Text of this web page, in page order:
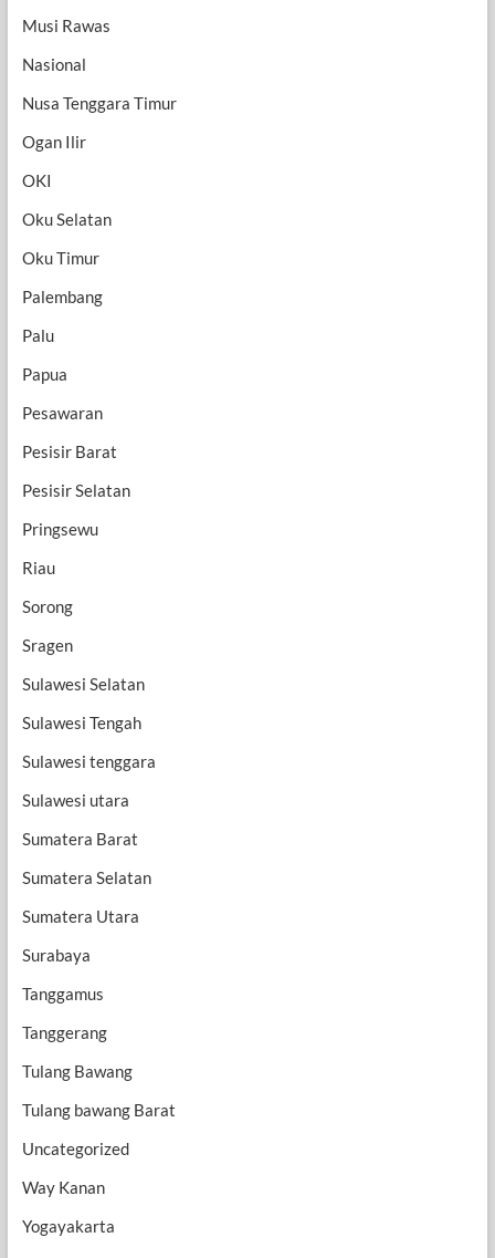
Musi Rawas
Nasional
Nusa Tenggara Timur
Ogan Ilir
OKI
Oku Selatan
Oku Timur
Palembang
Palu
Papua
Pesawaran
Pesisir Barat
Pesisir Selatan
Pringsewu
Riau
Sorong
Sragen
Sulawesi Selatan
Sulawesi Tengah
Sulawesi tenggara
Sulawesi utara
Sumatera Barat
Sumatera Selatan
Sumatera Utara
Surabaya
Tanggamus
Tanggerang
Tulang Bawang
Tulang bawang Barat
Uncategorized
Way Kanan
Yogayakarta